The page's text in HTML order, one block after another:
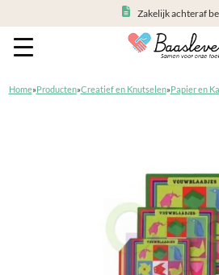
Zakelijk achteraf
Home»Producten»Creatief en Knutselen»Papier en